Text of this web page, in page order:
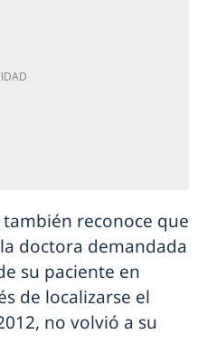
también reconoce que
doctora demandada
su paciente en
de localizarse el
no volvió a su